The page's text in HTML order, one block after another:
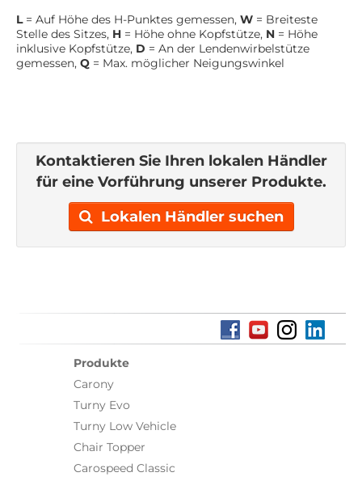
L= Auf Höhe des H-Punktes gemessen, W = Breiteste
Stelle des Sitzes, H = Höhe ohne Kopfstütze, N = Höhe
inklusive Kopfstütze, D = An der Lendenwirbelstütze
gemessen, Q = Max. möglicher Neigungswinkel
Kontaktieren Sie Ihren lokalen Händler
für eine Vorführung unserer Produkte.
Lokalen Händler suchen
Produkte
Carony
Turny Evo
Turny Low Vehicle
Chair Topper
Carospeed Classic